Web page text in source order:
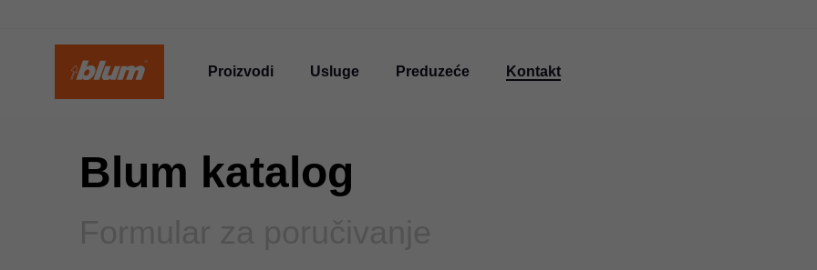
Proizvodi Usluge Preduzeće Kontakt
Blum katalog